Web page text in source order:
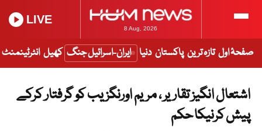
8 Aug, 2026
LIVE
صفحۂ اول تازہ ترین پاکستان دنیا ایران-اسرائیل جنگ کھیل انٹرٹینمنٹ
اشتعال انگیز تقاریر ، مریم اورنگزیب کو گرفتار کرکے
پیش کرنیکا حکم